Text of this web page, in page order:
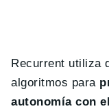
Recurrent utiliza
algoritmos para
autonomía con